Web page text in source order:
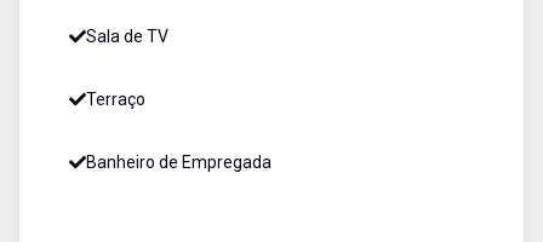
Sala de TV
Terraço
Banheiro de Empregada